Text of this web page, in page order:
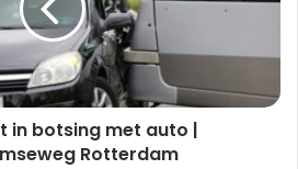
in botsing met auto |
Rotterdam